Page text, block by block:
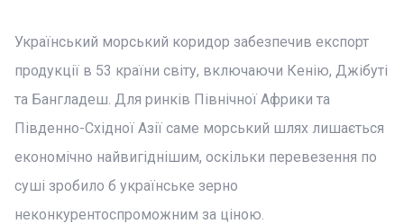
Український морський коридор забезпечив експорт
продукції в 53 країни світу, включаючи Кенію, Джібуті
та Бангладеш. Для ринків Північної Африки та
Південно-Східної Азії саме морський шлях лишається
економічно найвигіднішим, оскільки перевезення по
суші зробило б українське зерно
неконкурентоспроможним за ціною.